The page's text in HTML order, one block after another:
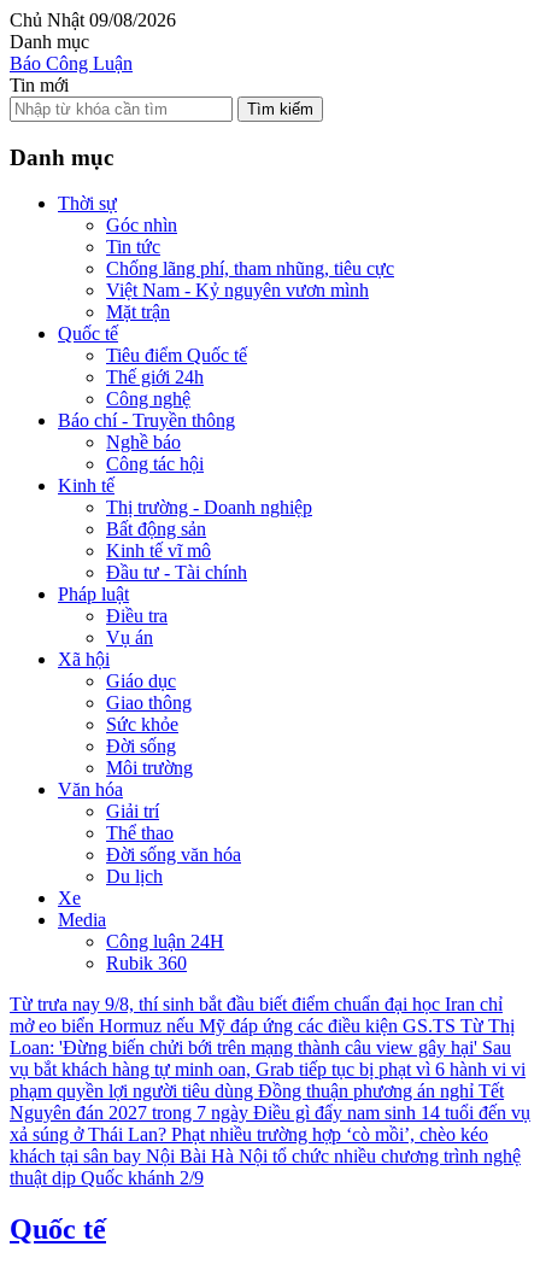
Chủ Nhật 09/08/2026
Danh mục
Báo Công Luận
Tin mới
Tìm kiếm
Danh mục
Thời sự
Góc nhìn
Tin tức
Chống lãng phí, tham nhũng, tiêu cực
Việt Nam - Kỷ nguyên vươn mình
Mặt trận
Quốc tế
Tiêu điểm Quốc tế
Thế giới 24h
Công nghệ
Báo chí - Truyền thông
Nghề báo
Công tác hội
Kinh tế
Thị trường - Doanh nghiệp
Bất động sản
Kinh tế vĩ mô
Đầu tư - Tài chính
Pháp luật
Điều tra
Vụ án
Xã hội
Giáo dục
Giao thông
Sức khỏe
Đời sống
Môi trường
Văn hóa
Giải trí
Thể thao
Đời sống văn hóa
Du lịch
Xe
Media
Công luận 24H
Rubik 360
Từ trưa nay 9/8, thí sinh bắt đầu biết điểm chuẩn đại học Iran chỉ
mở eo biển Hormuz nếu Mỹ đáp ứng các điều kiện GS.TS Từ Thị
Loan: 'Đừng biến chửi bới trên mạng thành câu view gây hại' Sau
vụ bắt khách hàng tự minh oan, Grab tiếp tục bị phạt vì 6 hành vi vi
phạm quyền lợi người tiêu dùng Đồng thuận phương án nghỉ Tết
Nguyên đán 2027 trong 7 ngày Điều gì đẩy nam sinh 14 tuổi đến vụ
xả súng ở Thái Lan? Phạt nhiều trường hợp ‘cò mồi’, chèo kéo
khách tại sân bay Nội Bài Hà Nội tổ chức nhiều chương trình nghệ
thuật dịp Quốc khánh 2/9
Quốc tế